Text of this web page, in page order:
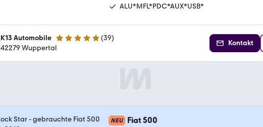
ALU*MFL*PDC*AUX*USB*
K13 Automobile 4.9 Sterne (39)
42279 Wuppertal
Kontakt
NEU Fiat 500